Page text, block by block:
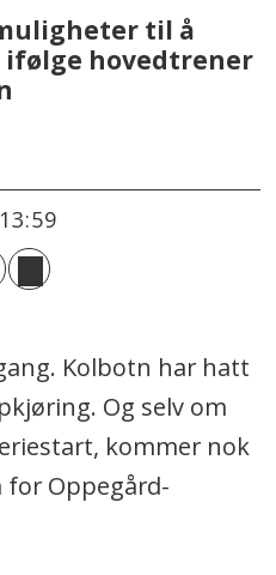
til å
hovedtrener
Kolbotn har hatt
Og selv om
kommer nok
Oppegård-